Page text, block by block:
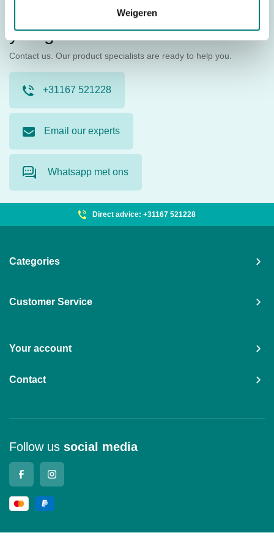
Weigeren
We are happy to help
you get started.
Contact us. Our product specialists are ready to help you.
+31167 521228
Email our experts
Whatsapp met ons
Direct advice: +31167 521228
Categories
Customer Service
Your account
Contact
Follow us social media